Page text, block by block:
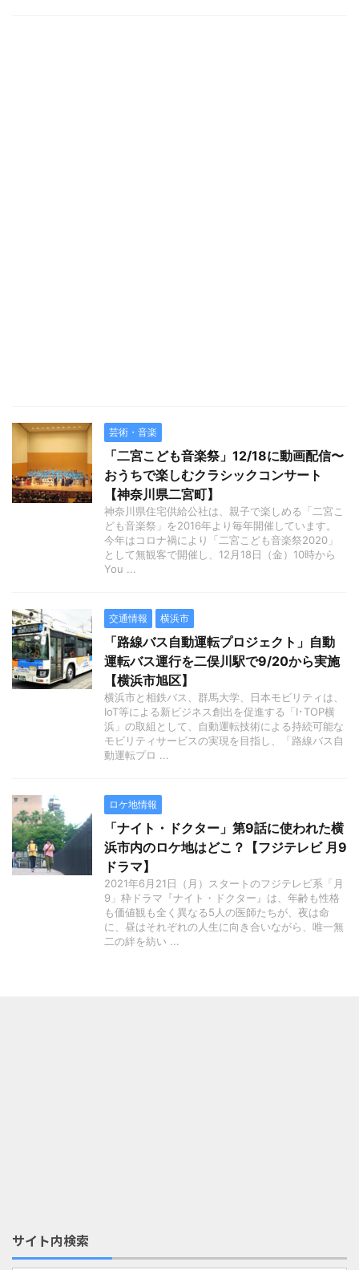
芸術・音楽
「二宮こども音楽祭」12/18に動画配信〜
おうちで楽しむクラシックコンサート
【神奈川県二宮町】
神奈川県住宅供給公社は、親子で楽しめる「二宮こ
ども音楽祭」を2016年より毎年開催しています。
今年はコロナ禍により「二宮こども音楽祭2020」
として無観客で開催し、12月18日（金）10時から
You ...
交通情報 横浜市
「路線バス自動運転プロジェクト」自動
運転バス運行を二俣川駅で9/20から実施
【横浜市旭区】
横浜市と相鉄バス、群馬大学、日本モビリティは、
IoT等による新ビジネス創出を促進する「I･TOP横
浜」の取組として、自動運転技術による持続可能な
モビリティサービスの実現を目指し、「路線バス自
動運転プロ ...
ロケ地情報
「ナイト・ドクター」第9話に使われた横
浜市内のロケ地はどこ？【フジテレビ 月9
ドラマ】
2021年6月21日（月）スタートのフジテレビ系「月
9」枠ドラマ『ナイト・ドクター』は、年齢も性格
も価値観も全く異なる5人の医師たちが、夜は命
に、昼はそれぞれの人生に向き合いながら、唯一無
二の絆を紡い ...
サイト内検索